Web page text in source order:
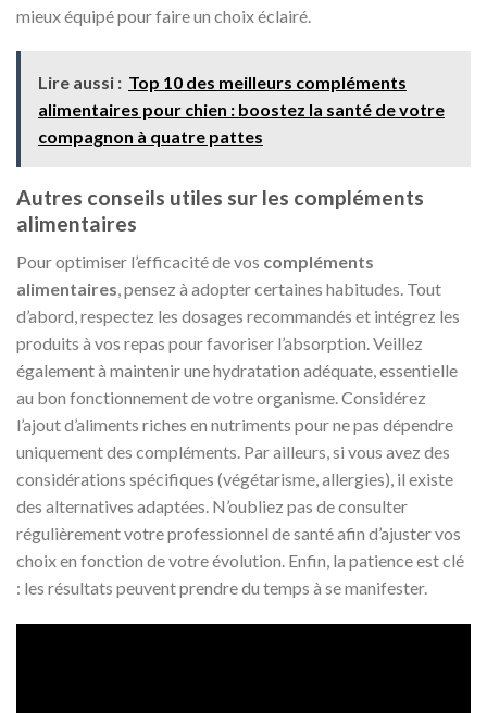
mieux équipé pour faire un choix éclairé.
Lire aussi : Top 10 des meilleurs compléments
alimentaires pour chien : boostez la santé de votre
compagnon à quatre pattes
Autres conseils utiles sur les compléments
alimentaires
Pour optimiser l’efficacité de vos compléments
alimentaires, pensez à adopter certaines habitudes. Tout
d’abord, respectez les dosages recommandés et intégrez les
produits à vos repas pour favoriser l’absorption. Veillez
également à maintenir une hydratation adéquate, essentielle
au bon fonctionnement de votre organisme. Considérez
l’ajout d’aliments riches en nutriments pour ne pas dépendre
uniquement des compléments. Par ailleurs, si vous avez des
considérations spécifiques (végétarisme, allergies), il existe
des alternatives adaptées. N’oubliez pas de consulter
régulièrement votre professionnel de santé afin d’ajuster vos
choix en fonction de votre évolution. Enfin, la patience est clé
: les résultats peuvent prendre du temps à se manifester.